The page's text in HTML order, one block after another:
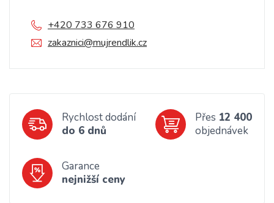
+420 733 676 910
zakaznici@mujrendlik.cz
Rychlost dodání
do 6 dnů
Přes 12 400
objednávek
Garance
nejnižší ceny